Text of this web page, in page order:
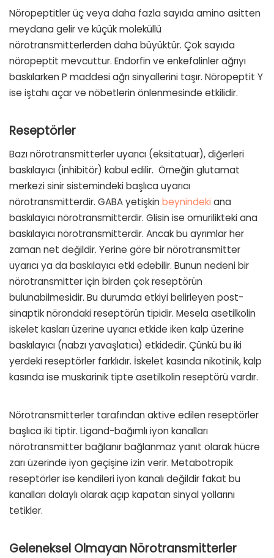
Nöropeptitler üç veya daha fazla sayıda amino asitten
meydana gelir ve küçük moleküllü
nörotransmitterlerden daha büyüktür. Çok sayıda
nöropeptit mevcuttur. Endorfin ve enkefalinler ağrıyı
baskılarken P maddesi ağrı sinyallerini taşır. Nöropeptit Y
ise iştahı açar ve nöbetlerin önlenmesinde etkilidir.
Reseptörler
Bazı nörotransmitterler uyarıcı (eksitatuar), diğerleri
baskılayıcı (inhibitör) kabul edilir. Örneğin glutamat
merkezi sinir sistemindeki başlıca uyarıcı
nörotransmitterdir. GABA yetişkin beynindeki ana
baskılayıcı nörotransmitterdir. Glisin ise omurilikteki ana
baskılayıcı nörotransmitterdir. Ancak bu ayrımlar her
zaman net değildir. Yerine göre bir nörotransmitter
uyarıcı ya da baskılayıcı etki edebilir. Bunun nedeni bir
nörotransmitter için birden çok reseptörün
bulunabilmesidir. Bu durumda etkiyi belirleyen post-
sinaptik nörondaki reseptörün tipidir. Mesela asetilkolin
iskelet kasları üzerine uyarıcı etkide iken kalp üzerine
baskılayıcı (nabzı yavaşlatıcı) etkidedir. Çünkü bu iki
yerdeki reseptörler farklıdır. İskelet kasında nikotinik, kalp
kasında ise muskarinik tipte asetilkolin reseptörü vardır.
Nörotransmitterler tarafından aktive edilen reseptörler
başlıca iki tiptir. Ligand-bağımlı iyon kanalları
nörotransmitter bağlanır bağlanmaz yanıt olarak hücre
zarı üzerinde iyon geçişine izin verir. Metabotropik
reseptörler ise kendileri iyon kanalı değildir fakat bu
kanalları dolaylı olarak açıp kapatan sinyal yollarını
tetikler.
Geleneksel Olmayan Nörotransmitterler